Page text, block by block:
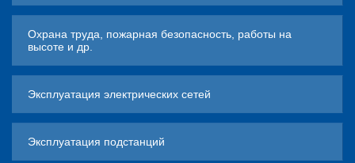
Охрана труда, пожарная безопасность, работы на
высоте и др.
Эксплуатация электрических сетей
Эксплуатация подстанций